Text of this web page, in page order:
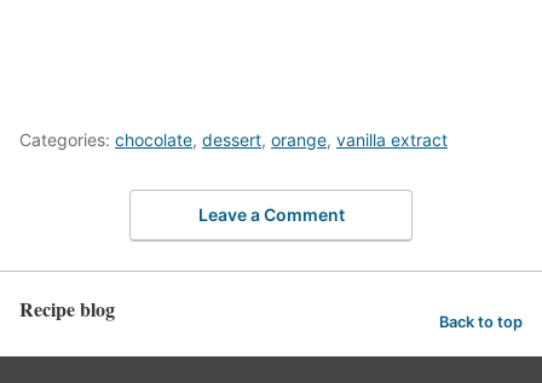
Categories: chocolate, dessert, orange, vanilla extract
Leave a Comment
Recipe blog Back to top